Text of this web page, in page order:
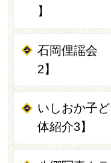
】
石岡俚謡会
2】
いしおか子
体紹介3】